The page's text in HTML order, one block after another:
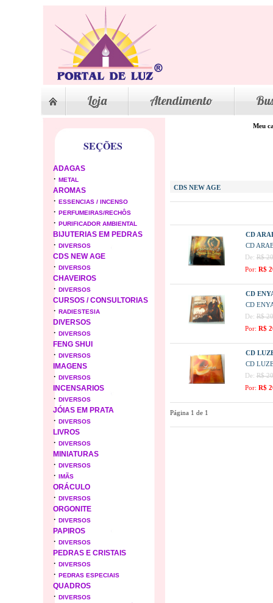
Loja Atendimento
SEÇÕES
ADAGAS
· METAL
AROMAS
· ESSENCIAS / INCENSO
· PERFUMEIRAS/RECHÔS
· PURIFICADOR AMBIENTAL
BIJUTERIAS EM PEDRAS
· DIVERSOS
CDS NEW AGE
· DIVERSOS
CHAVEIROS
· DIVERSOS
CURSOS / CONSULTORIAS
· RADIESTESIA
DIVERSOS
· DIVERSOS
FENG SHUI
· DIVERSOS
IMAGENS
· DIVERSOS
INCENSARIOS
· DIVERSOS
JÓIAS EM PRATA
· DIVERSOS
LIVROS
· DIVERSOS
MINIATURAS
· DIVERSOS
· IMÃS
ORÁCULO
· DIVERSOS
ORGONITE
· DIVERSOS
PAPIROS
· DIVERSOS
PEDRAS E CRISTAIS
· DIVERSOS
· PEDRAS ESPECIAIS
QUADROS
· DIVERSOS
Meu
CDS NEW AGE
CD
CD
De:R$
Por: R$
CD
CD
De:R$
Por: R$
CD
CD
De:R$
Por: R$
Página 1 de 1